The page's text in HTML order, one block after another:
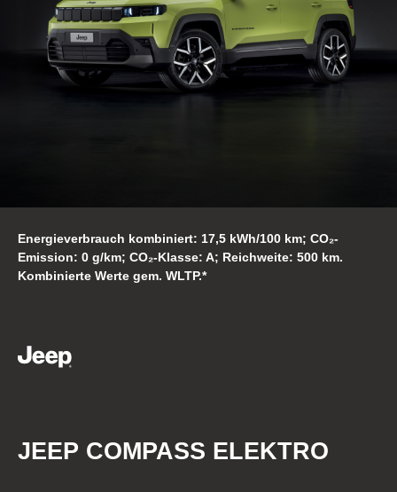
Energieverbrauch kombiniert: 17,5 kWh/100 km; CO₂-
Emission: 0 g/km; CO₂-Klasse: A; Reichweite: 500 km.
Kombinierte Werte gem. WLTP.*
JEEP COMPASS ELEKTRO